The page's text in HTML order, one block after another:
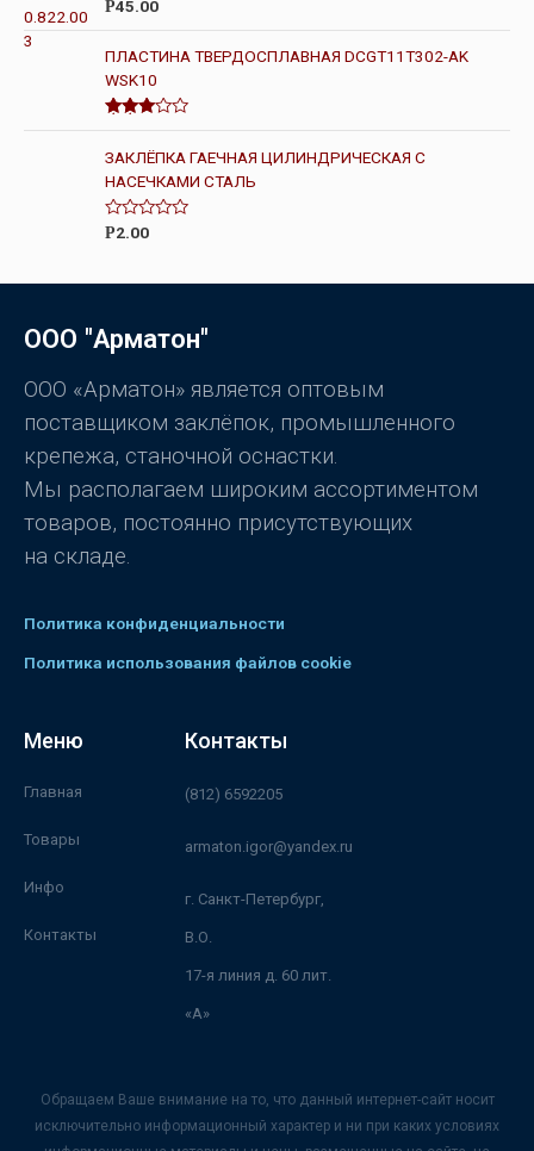
и
О
е
н
к
а
0
и
з
Р45.00
ПЛАСТИНА ТВЕРДОСПЛАВНАЯ DCGT11T302-AK
WSK10
Оценк
из 5
ЗАКЛЁПКА ГАЕЧНАЯ ЦИЛИНДРИЧЕСКАЯ С
НАСЕЧКАМИ СТАЛЬ
О
и
з
Р2.00
ООО "Арматон"
ООО «Арматон» является оптовым
поставщиком заклёпок, промышленного
крепежа, станочной оснастки.
Мы располагаем широким ассортиментом
товаров, постоянно присутствующих
на складе.
Политика конфиденциальности
Политика использования файлов cookie
Меню
Главная
Товары
Инфо
Контакты
Контакты
(812) 6592205
armaton.igor@yandex.ru
г. Санкт-Петербург,
В.О.
17-я линия д. 60 лит.
«А»
Обращаем Ваше внимание на то, что данный интернет-сайт носит
исключительно информационный характер и ни при каких условиях